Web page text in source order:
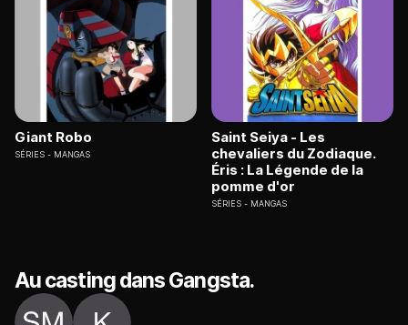
Giant Robo
SÉRIES MANGAS
Saint Seiya - Les
chevaliers du Zodiaque.
Éris : La Légende de la
pomme d'or
SÉRIES MANGAS
Au casting dans Gangsta.